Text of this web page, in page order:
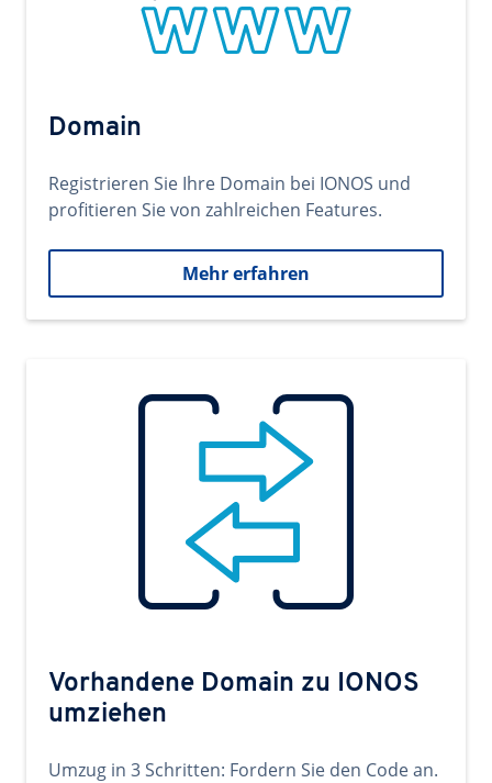
Domain
Registrieren Sie Ihre Domain bei IONOS und
profitieren Sie von zahlreichen Features.
Mehr erfahren
Vorhandene Domain zu IONOS
umziehen
Umzug in 3 Schritten: Fordern Sie den Code an.